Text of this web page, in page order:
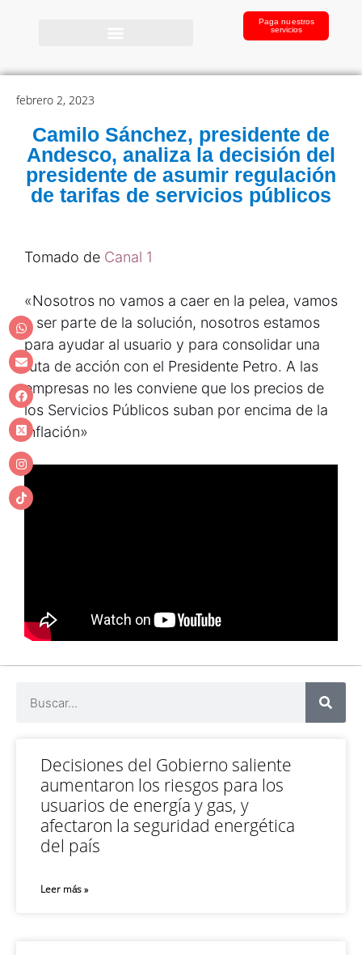
Paga nuestros
servicios
febrero 2, 2023
Camilo Sánchez, presidente de
Andesco, analiza la decisión del
presidente de asumir regulación
de tarifas de servicios públicos
Tomado de Canal 1
«Nosotros no vamos a caer en la pelea, vamos
a ser parte de la solución, nosotros estamos
para ayudar al usuario y para consolidar una
ruta de acción con el Presidente Petro. A las
empresas no les conviene que los precios de
los Servicios Públicos suban por encima de la
inflación»
Decisiones del Gobierno saliente
aumentaron los riesgos para los
usuarios de energía y gas, y
afectaron la seguridad energética
del país
Leer más »